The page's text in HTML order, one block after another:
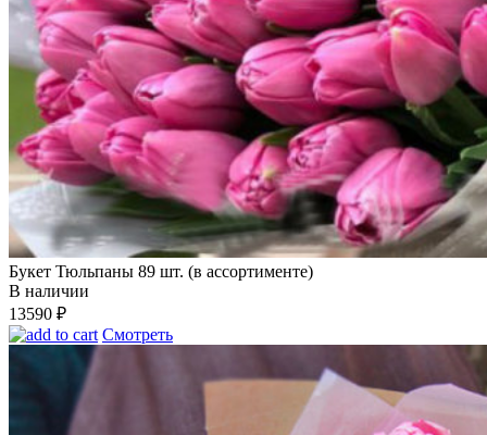
Букет Тюльпаны 89 шт. (в ассортименте)
В наличии
13590 ₽
Смотреть